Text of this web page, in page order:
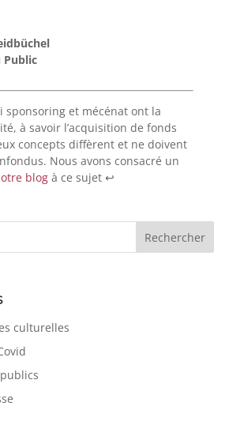
Public
sponsoring et mécénat ont la
à savoir l’acquisition de fonds
concepts diffèrent et ne doivent
Nous avons consacré un
blog à ce sujet↩︎
culturelles